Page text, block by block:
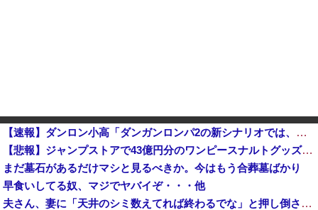
【速報】ダンロン小高「ダンガンロンパ2の新シナリオでは、人気キャラも殺していきますw」
【悲報】ジャンプストアで43億円分のワンピースナルトグッズを購入してキャンセルを繰り返していた32歳女逮捕
まだ墓石があるだけマシと見るべきか。今はもう合葬墓ばかり
早食いしてる奴、マジでヤバイぞ・・・他
夫さん、妻に「天井のシミ数えてれば終わるでな」と押し倒されて性行為 → 凄いことになるｗｗｗｗｗ